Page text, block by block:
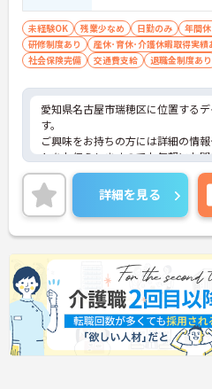
未経験OK 残業少なめ 日勤のみ 年間
研修制度あり
産休･育休･介護休暇取得実績
社会保険完備
交通費支給 退職金制度あり
愛知県名古屋市瑞穂区に位置する
す。
ご興味をお持ちの方には詳細の情
トをお伝えしますのでお気軽にお
いませ。
詳細を見る